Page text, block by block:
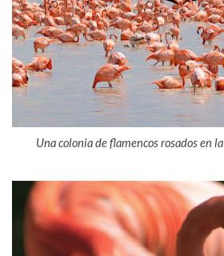
Una colonia de flamencos rosados en